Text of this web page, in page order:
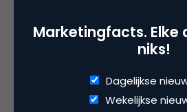
31 juli 2009 om 08:38
Marketingfacts. Elke
niks!
Dagelijkse
Wekelijkse